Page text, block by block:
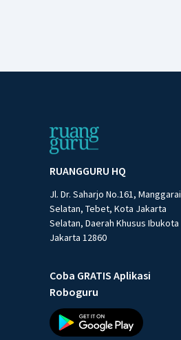
RUANGGURU HQ
Jl. Dr. Saharjo No.161, Manggarai
Selatan, Tebet, Kota Jakarta
Selatan, Daerah Khusus Ibukota
Jakarta 12860
Coba GRATIS Aplikasi
Roboguru